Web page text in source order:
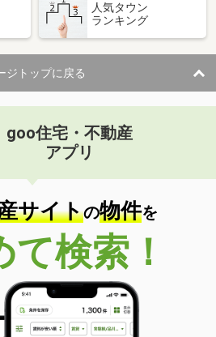
人気タウン
ランキング
ジトップに戻る
goo住宅・不動産
アプリ
サイトの物件を
て検索！